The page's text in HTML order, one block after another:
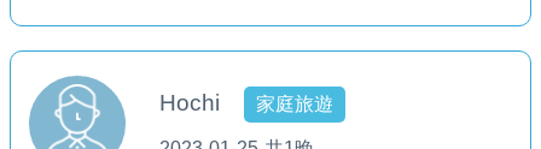
Hochi 家庭旅遊